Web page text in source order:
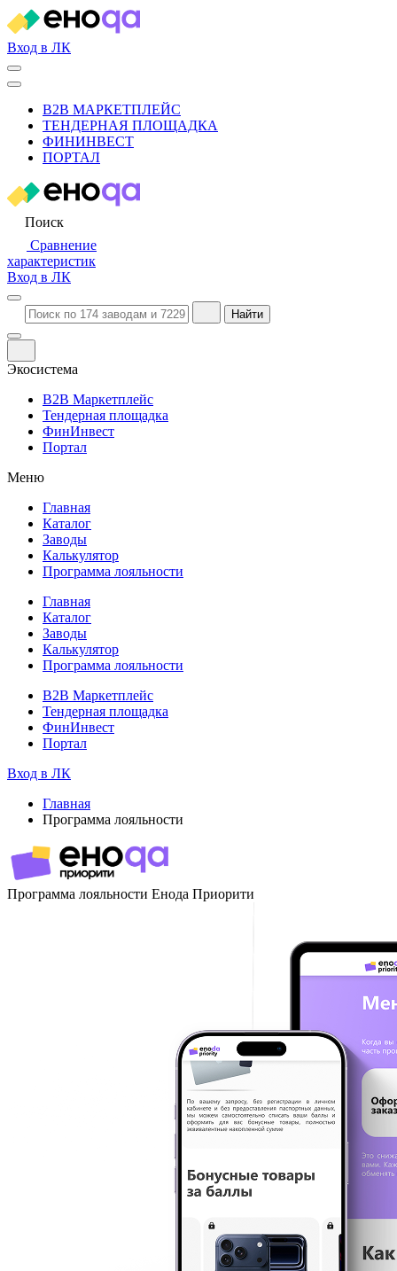
Вход в ЛК
B2B МАРКЕТПЛЕЙС
ТЕНДЕРНАЯ ПЛОЩАДКА
ФИНИНВЕСТ
ПОРТАЛ
Поиск
Сравнение
характеристик
Вход в ЛК
Найти
Экосистема
B2B Маркетплейс
Тендерная площадка
ФинИнвест
Портал
Меню
Главная
Каталог
Заводы
Калькулятор
Программа лояльности
Главная
Каталог
Заводы
Калькулятор
Программа лояльности
B2B Маркетплейс
Тендерная площадка
ФинИнвест
Портал
Вход в ЛК
Главная
Программа лояльности
Программа лояльности Енода Приорити